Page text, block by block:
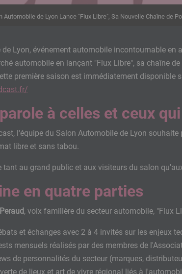
Automobile de Lyon Lance "Flux Libre", Sa Nouvelle Chaîne de
Lyon, événement automobile incontournable
automobile en lançant "Flux Libre", sa chaîne
première saison est immédiatement
à celles et ceux
l'équipe du Salon Automobile de Lyon
libre et sans tabou.
tant au grand public et aux visiteurs du salon
en quatre parties
, voix familière du secteur automobile, "Flux
et échanges avec 2 à 4 invités sur les enjeux
mensuels réalisés par des membres de
de personnalités du secteur (marques,
de lieux et art de vivre régional liés à